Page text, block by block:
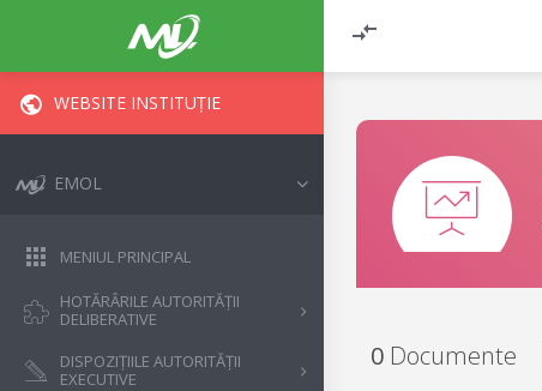
WEBSITE INSTITUȚIE
EMOL
MENIUL PRINCIPAL
HOTĂRÂRILE AUTORITĂȚII
DELIBERATIVE
DISPOZIȚIILE AUTORITĂȚII
EXECUTIVE
0 Documente